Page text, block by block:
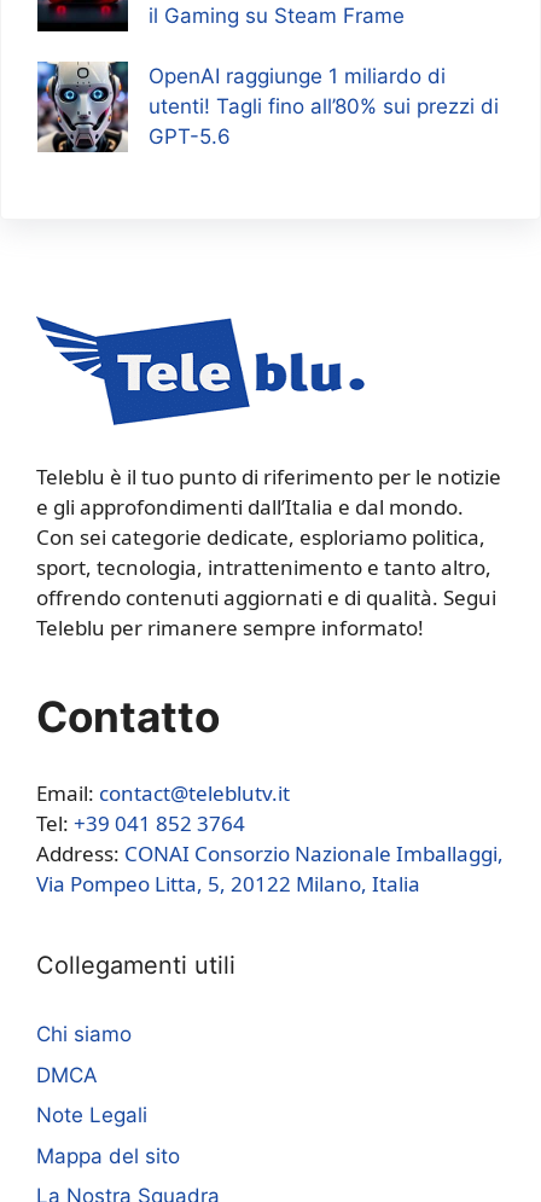
il Gaming su Steam Frame
OpenAI raggiunge 1 miliardo di
utenti! Tagli fino all’80% sui prezzi di
GPT-5.6
Teleblu è il tuo punto di riferimento per le notizie
e gli approfondimenti dall’Italia e dal mondo.
Con sei categorie dedicate, esploriamo politica,
sport, tecnologia, intrattenimento e tanto altro,
offrendo contenuti aggiornati e di qualità. Segui
Teleblu per rimanere sempre informato!
Contatto
Email: contact@teleblutv.it
Tel: +39 041 852 3764
Address: CONAI Consorzio Nazionale Imballaggi,
Via Pompeo Litta, 5, 20122 Milano, Italia
Collegamenti utili
Chi siamo
DMCA
Note Legali
Mappa del sito
La Nostra Squadra